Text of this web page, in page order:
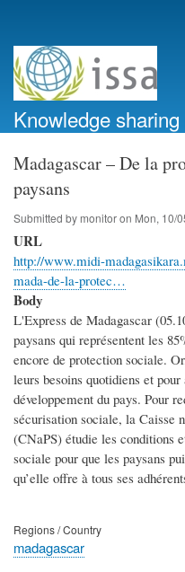
account
menu
Knowledge
Madagascar – De la
paysans
Submitted by monitoron Mon, 10/
URL
http://www.midi-
mada-de-la-protec…
Body
L'Express de Madagascar
paysans qui représentent les
encore de protection sociale.
leurs besoins quotidiens et
développement du pays. Pour
sécurisation sociale, la Caisse
(CNaPS) étudie les conditions
sociale pour que les paysans
qu’elle offre à tous ses
Regions / Country
madagascar